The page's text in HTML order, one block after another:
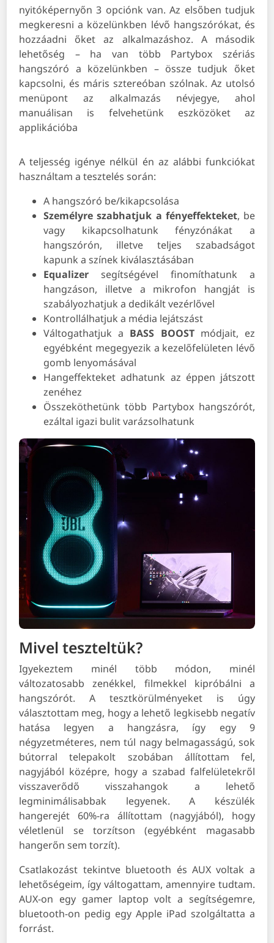
nyitóképernyőn 3 opciónk van. Az elsőben tudjuk
megkeresni a közelünkben lévő hangszórókat, és
hozzáadni őket az alkalmazáshoz. A második
lehetőség – ha van több Partybox szériás
hangszóró a közelünkben – össze tudjuk őket
kapcsolni, és máris sztereóban szólnak. Az utolsó
menüpont az alkalmazás névjegye, ahol
manuálisan is felvehetünk eszközöket az
applikációba
A teljesség igénye nélkül én az alábbi funkciókat
használtam a tesztelés során:
A hangszóró be/kikapcsolása
Személyre szabhatjuk a fényeffekteket, be
vagy kikapcsolhatunk fényzónákat a
hangszórón, illetve teljes szabadságot
kapunk a színek kiválasztásában
Equalizer segítségével finomíthatunk a
hangzáson, illetve a mikrofon hangját is
szabályozhatjuk a dedikált vezérlővel
Kontrollálhatjuk a média lejátszást
Váltogathatjuk a BASS BOOSTmódjait, ez
egyébként megegyezik a kezelőfelületen lévő
gomb lenyomásával
Hangeffekteket adhatunk az éppen játszott
zenéhez
Összeköthetünk több Partybox hangszórót,
ezáltal igazi bulit varázsolhatunk
Mivel teszteltük?
Igyekeztem minél több módon, minél
változatosabb zenékkel, filmekkel kipróbálni a
hangszórót. A tesztkörülményeket is úgy
választottam meg, hogy a lehető legkisebb negatív
hatása legyen a hangzásra, így egy 9
négyzetméteres, nem túl nagy belmagasságú, sok
bútorral telepakolt szobában állítottam fel,
nagyjából középre, hogy a szabad falfelületekről
visszaverődő visszahangok a lehető
legminimálisabbak legyenek. A készülék
hangerejét 60%-ra állítottam (nagyjából), hogy
véletlenül se torzítson (egyébként magasabb
hangerőn sem torzít).
Csatlakozást tekintve bluetooth és AUX voltak a
lehetőségeim, így váltogattam, amennyire tudtam.
AUX-on egy gamer laptop volt a segítségemre,
bluetooth-on pedig egy Apple iPad szolgáltatta a
forrást.